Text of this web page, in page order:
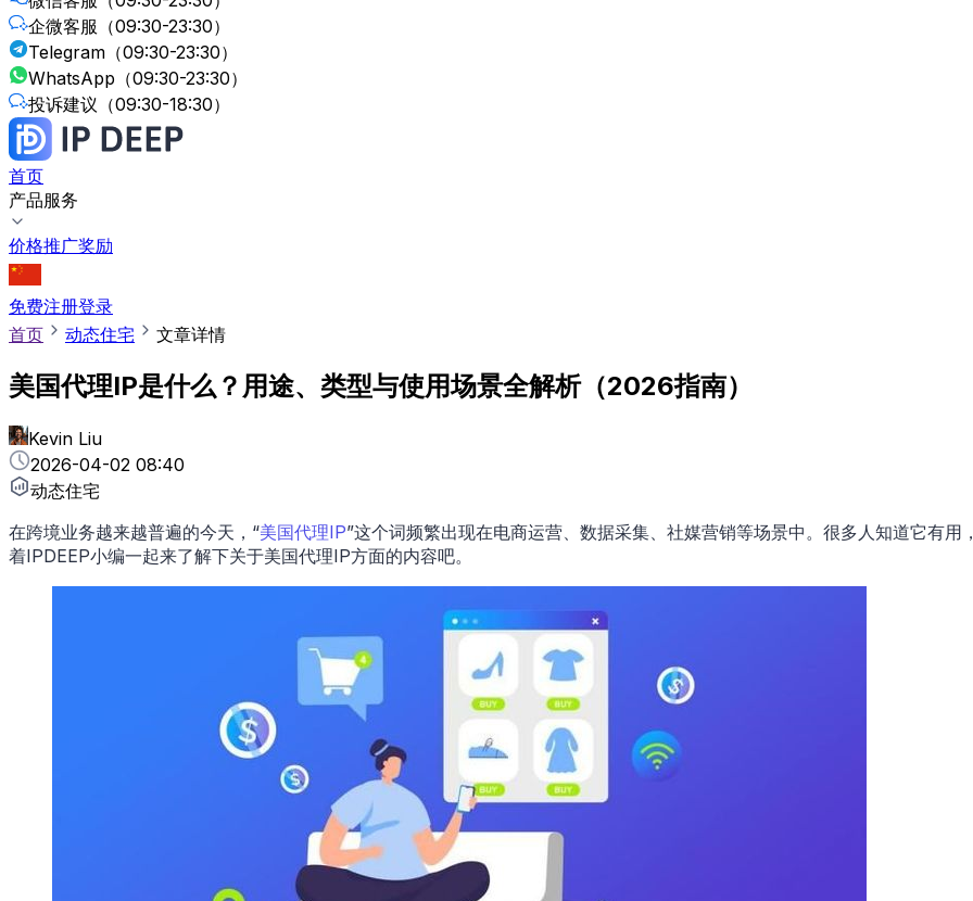
企微客服 （09:30-23:30）
Telegram （09:30-23:30）
WhatsApp （09:30-23:30）
投诉建议 （09:30-18:30）
首页
产品服务
价格推广奖励
免费注册登录
首页
动态住宅 文章详情
美国代理IP是什么？用途、类型与使用场景全解析（2026指南）
Kevin Liu
2026-04-02 08:40
动态住宅
在跨境业务越来越普遍的今天，“美国代理IP”这个词频繁出现在电商运营、数据采集、社媒营销等场景中。很多人知道它有
着IPDEEP小编一起来了解下关于美国代理IP方面的内容吧。